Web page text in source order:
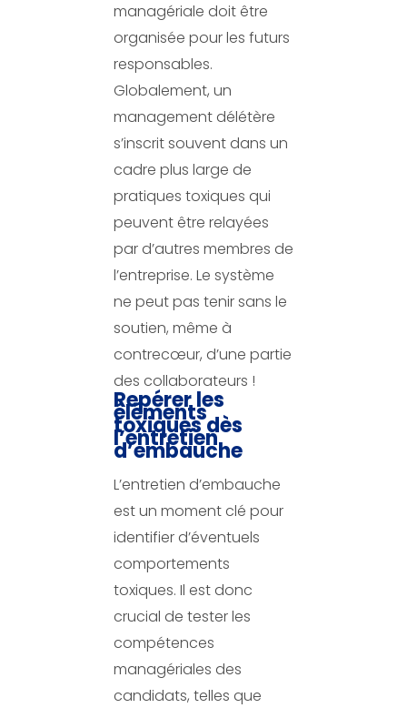
managériale doit être
organisée pour les futurs
responsables.
Globalement, un
management délétère
s’inscrit souvent dans un
cadre plus large de
pratiques toxiques qui
peuvent être relayées
par d’autres membres de
l’entreprise. Le système
ne peut pas tenir sans le
soutien, même à
contrecœur, d’une partie
des collaborateurs !
Repérer les
éléments
toxiques dès
l’entretien
d’embauche
L’entretien d’embauche
est un moment clé pour
identifier d’éventuels
comportements
toxiques. Il est donc
crucial de tester les
compétences
managériales des
candidats, telles que